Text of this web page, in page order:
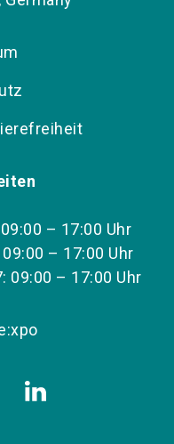
– 17:00 Uhr
– 17:00 Uhr
09:00 – 17:00 Uhr